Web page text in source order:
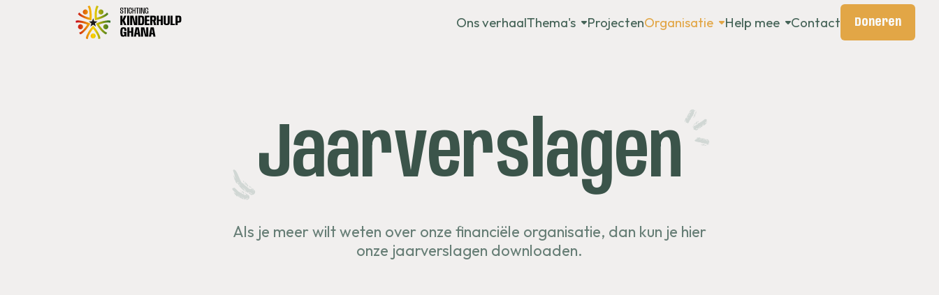
Ons verhaalThema's ProjectenOrganisatie Help mee Contact Doneren
Jaarverslagen
Als je meer wilt weten over onze financiële organisatie, dan kun je hier
onze jaarverslagen downloaden.